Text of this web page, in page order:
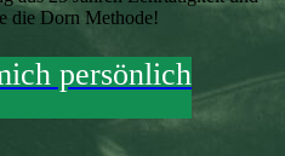
die Dorn Methode!
persönlich